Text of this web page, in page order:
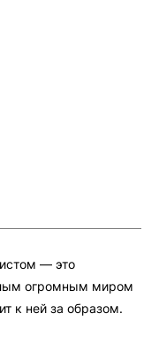
— это
огромным миром
к ней за образом.